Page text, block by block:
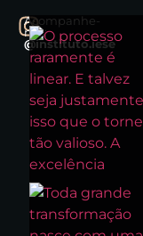
Acompanhe-
nos:
@instituto.iese